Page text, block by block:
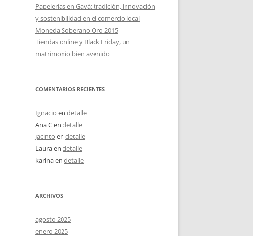
Papelerías en Gavà: tradición, innovación
y sostenibilidad en el comercio local
Moneda Soberano Oro 2015
Tiendas online y Black Friday, un
matrimonio bien avenido
COMENTARIOS RECIENTES
Ignacio en detalle
Ana Cen detalle
Jacinto en detalle
Lauraen detalle
karinaen detalle
ARCHIVOS
agosto 2025
enero 2025